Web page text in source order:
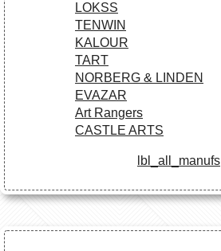
LOKSS
TENWIN
KALOUR
TART
NORBERG & LINDEN
EVAZAR
Art Rangers
CASTLE ARTS
lbl_all_manufs